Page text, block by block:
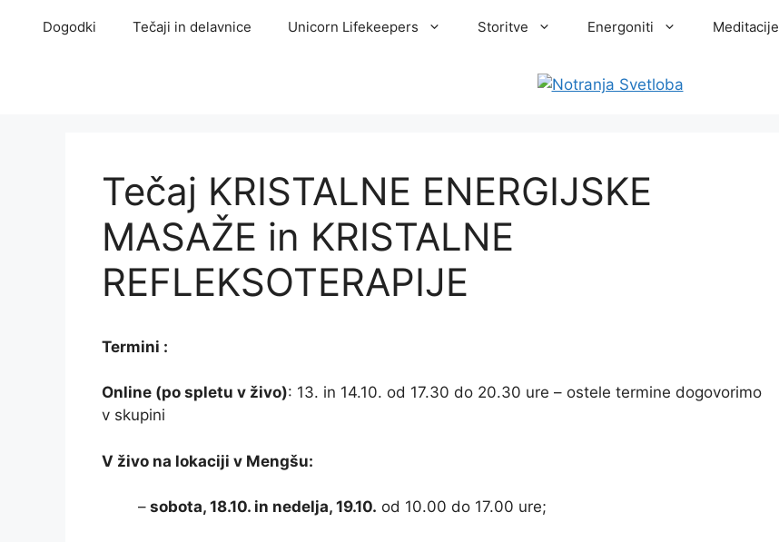
Dogodki Tečaji in delavnice Unicorn Lifekeepers Storitve Energoniti Meditacije
Tečaj KRISTALNE ENERGIJSKE
MASAŽE in KRISTALNE
REFLEKSOTERAPIJE
Termini :
Online (po spletu v živo): 13. in 14.10. od 17.30 do 20.30 ure – ostele termine dogovorimo
v skupini
V živo na lokaciji v Mengšu:
– sobota, 18.10. in nedelja, 19.10. od 10.00 do 17.00 ure;